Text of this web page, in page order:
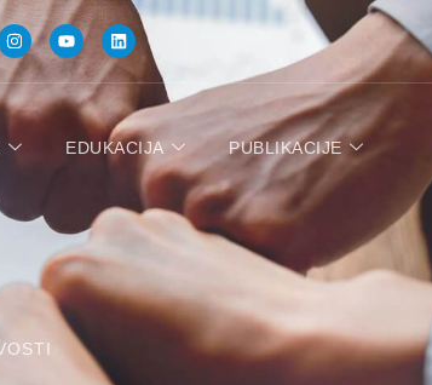
EDUKACIJA PUBLIKACIJE